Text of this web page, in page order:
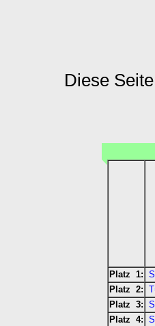
Diese
Platz 1:
Platz 2:
Platz 3:
Platz 4: